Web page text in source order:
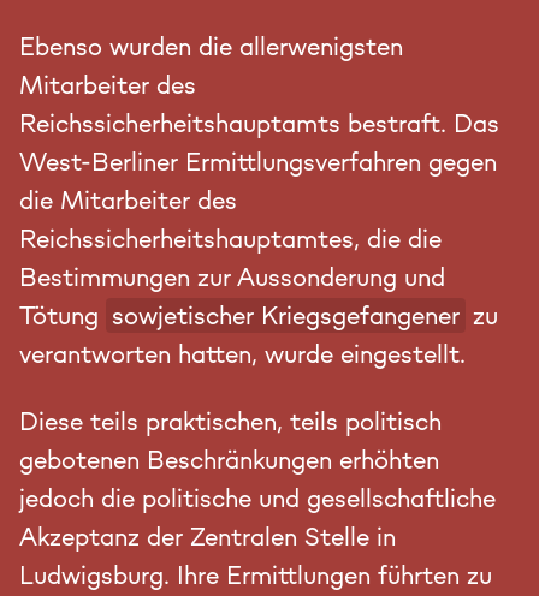
Ebenso wurden die allerwenigsten
Mitarbeiter des
Reichssicherheitshauptamts bestraft. Das
West-Berliner Ermittlungsverfahren gegen
die Mitarbeiter des
Reichssicherheitshauptamtes, die die
Bestimmungen zur Aussonderung und
Tötung sowjetischer Kriegsgefangener zu
verantworten hatten, wurde eingestellt.
Diese teils praktischen, teils politisch
gebotenen Beschränkungen erhöhten
jedoch die politische und gesellschaftliche
Akzeptanz der Zentralen Stelle in
Ludwigsburg. Ihre Ermittlungen führten zu